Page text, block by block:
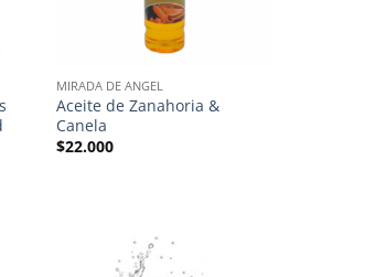
MIRADA DE ANGEL
Aceite de Zanahoria &
Canela
$22.000